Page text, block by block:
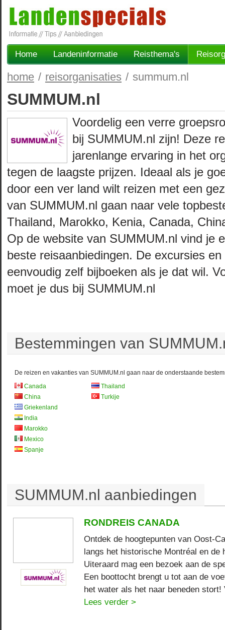
Home Landeninformatie Reisthema's
home / reisorganisaties / summum.nl
SUMMUM.nl
Voordelig een verre
bij SUMMUM.nl zijn! Deze
jarenlange ervaring in het
tegen de laagste prijzen. Ideaal als je
door een ver land wilt reizen met een
van SUMMUM.nl gaan naar vele
Thailand, Marokko, Kenia, Canada,
Op de website van SUMMUM.nl vind je
beste reisaanbiedingen. De excursies
eenvoudig zelf bijboeken als je dat wil.
moet je dus bij SUMMUM.nl
Bestemmingen van
De reizen en vakanties van SUMMUM.nl gaan naar de onderstaande
Canada
China
Griekenland
India
Marokko
Mexico
Spanje
Thailand
Turkije
SUMMUM.nl aanbiedingen
RONDREIS CANADA
Ontdek de hoogtepunten van Oost-
langs het historische Montréal en de
Uiteraard mag een bezoek aan de
Een boottocht brengt u tot aan de
het water als het naar beneden
Lees verder >